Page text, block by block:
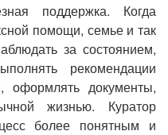
поддержка. Когда
помощи, семье и так
за состоянием,
рекомендации
оформлять документы,
жизнью. Куратор
более понятным и